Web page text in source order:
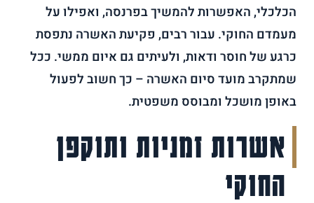
הכלכלי, האפשרות להמשיך בפרנסה, ואפילו על
מעמדם החוקי. עבור רבים, פקיעת האשרה נתפסת
כרגע של חוסר ודאות, ולעיתים גם איום ממשי. ככל
שמתקרב מועד סיום האשרה – כך חשוב לפעול
באופן מושכל ומבוסס משפטית.
אשרות זמניות ותוקפן
החוקי